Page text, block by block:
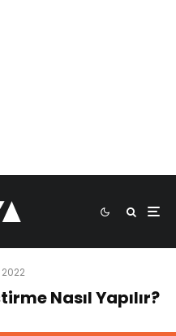
2022
Nasıl Yapılır?